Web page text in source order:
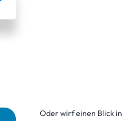
Oder wirf einen Blick in